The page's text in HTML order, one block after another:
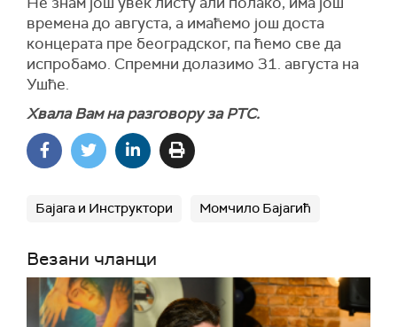
времена до августа, а имаћемо још доста
концерата пре београдског, па ћемо све да
испробамо. Спремни долазимо 31. августа на
Ушће.
Хвала Вам на разговору за РТС.
Бајага и Инструктори Момчило Бајагић
Везани чланци